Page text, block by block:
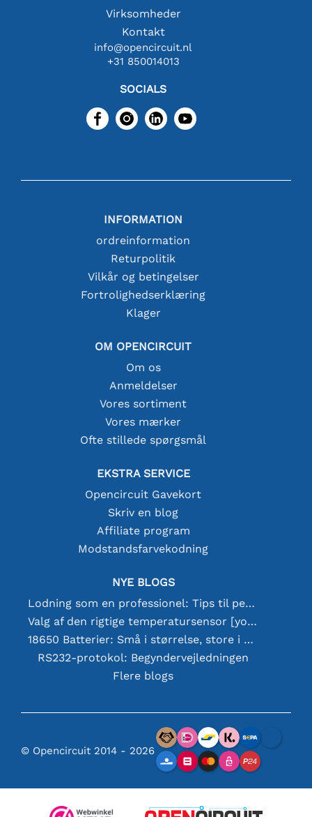
Virksomheder
Kontakt
info@opencircuit.nl
+31 850014013
SOCIALS
INFORMATION
ordreinformation
Returpolitik
Vilkår og betingelser
Fortrolighedserklæring
Klager
OM OPENCIRCUIT
Om os
Anmeldelser
Vores sortiment
Vores mærker
Ofte stillede spørgsmål
EKSTRA SERVICE
Opencircuit Gavekort
Skriv en blog
Affiliate program
Modstandsfarvekodning
NYE BLOGS
Lodning som en professionel: Tips til perfekte elektroniske forbindelser
Valg af den rigtige temperatursensor [youtube]
18650 Batterier: Små i størrelse, store i ydeevne
RS232-protokol: Begyndervejledningen
Flere blogs
© Opencircuit 2014 - 2026